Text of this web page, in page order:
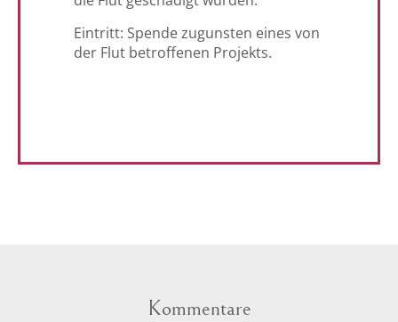
Eintritt: Spende zugunsten eines von
der Flut betroffenen Projekts.
Kommentare